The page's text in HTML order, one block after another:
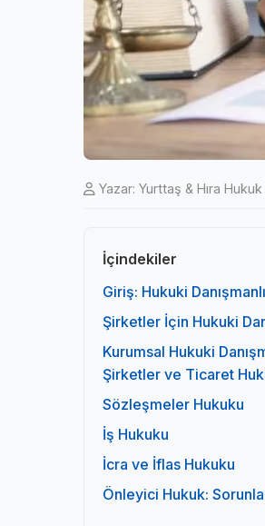
Yazar: Yurttaş & Hıra
İçindekiler
Giriş: Hukuki
Şirketler İçin Hukuki
Kurumsal Hukuki
Şirketler ve Ticaret
Sözleşmeler Hukuku
İş Hukuku
İcra ve İflas Hukuku
Önleyici Hukuk: